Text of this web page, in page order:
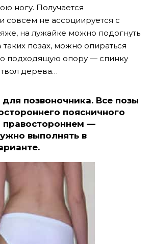
ногу. Получается
совсем не ассоциируется с
на лужайке можно подогнуть
позах, можно опираться
подходящую опору — спинку
дерева…
позвоночника. Все позы
поясничного
правостороннем —
выполнять в